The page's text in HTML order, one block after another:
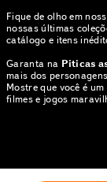
Fique de olho em
nossas últimas
catálogo e itens
Garanta na Piticas
mais dos
Mostre que você é
filmes e jogos